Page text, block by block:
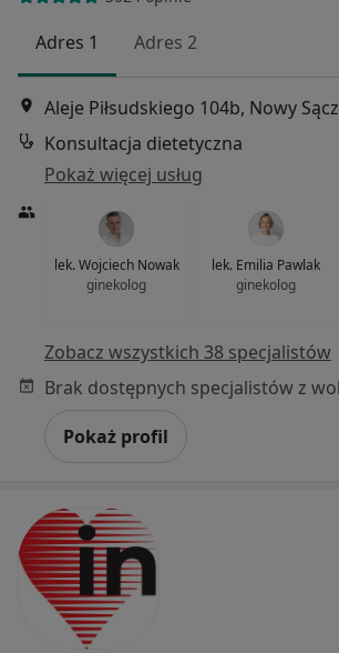
Adres 1 Adres 2
Aleje Piłsudskiego 104b, Nowy Sącz
Konsultacja dietetyczna
Pokaż więcej usług
lek. Wojciech Nowak
ginekolog
lek. Emilia Pawlak
ginekolog
Zobacz wszystkich 38 specjalistów
Pokaż profil